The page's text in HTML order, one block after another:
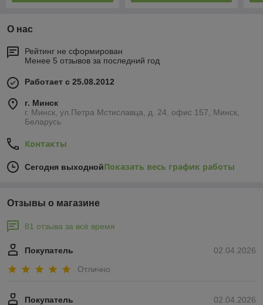
О нас
Рейтинг не сформирован
Менее 5 отзывов за последний год
Работает с 25.08.2012
г. Минск
г. Минск, ул.Петра Мстиславца, д. 24, офис 157, Минск,
Беларусь
Контакты
Сегодня выходнойПоказать весь график работы
Отзывы о магазине
81 отзыва за всё время
02.04.2026
Покупатель
Отлично
02.04.2026
Покупатель